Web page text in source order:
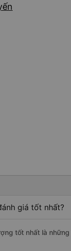
giá tốt nhất?
tốt nhất là những